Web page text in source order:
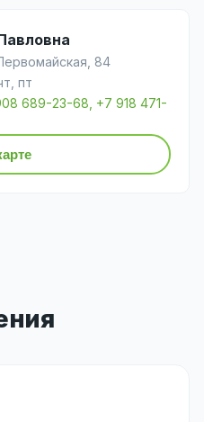
84
пт
689-23-68, +7 918 471-